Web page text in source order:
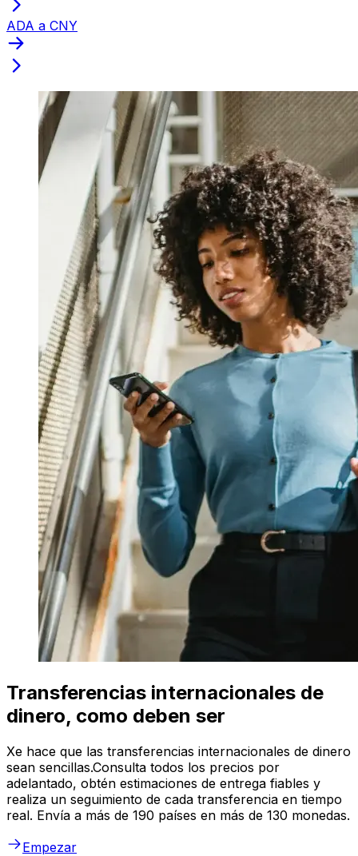
ADA a CNY
Transferencias internacionales de
dinero, como deben ser
Xe hace que las transferencias internacionales de dinero
sean sencillas.Consulta todos los precios por
adelantado, obtén estimaciones de entrega fiables y
realiza un seguimiento de cada transferencia en tiempo
real. Envía a más de 190 países en más de 130 monedas.
Empezar